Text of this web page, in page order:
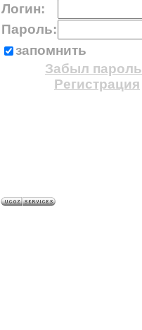
Логин:
Пароль:
запомнить
Забыл пароль
Регистрация